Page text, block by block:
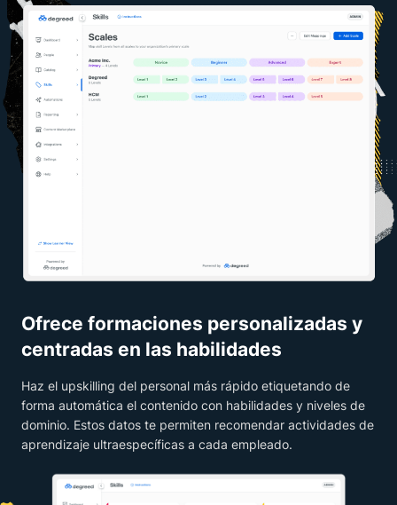
Ofrece formaciones personalizadas y
centradas en las habilidades
Haz el upskilling del personal más rápido etiquetando de
forma automática el contenido con habilidades y niveles de
dominio. Estos datos te permiten recomendar actividades de
aprendizaje ultraespecíficas a cada empleado.